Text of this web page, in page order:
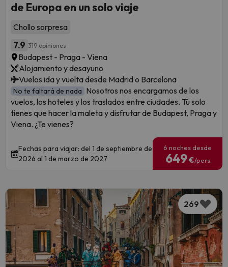
de Europa en un solo viaje
Chollo sorpresa
7.9 319 opiniones
Budapest - Praga - Viena
Alojamiento y desayuno
Vuelos ida y vuelta desde Madrid o Barcelona
No te faltará de nada Nosotros nos encargamos de los
vuelos, los hoteles y los traslados entre ciudades. Tú solo
tienes que hacer la maleta y disfrutar de Budapest, Praga y
Viena. ¿Te vienes?
Fechas para viajar: del 1 de septiembre de
2026 al 1 de marzo de 2027
6 noches desde
649€/pers.
269